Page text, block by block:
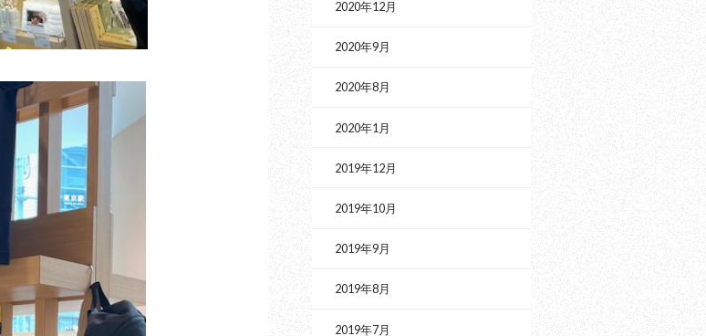
2020年12月
2020年9月
2020年8月
2020年1月
2019年12月
2019年10月
2019年9月
2019年8月
2019年7月